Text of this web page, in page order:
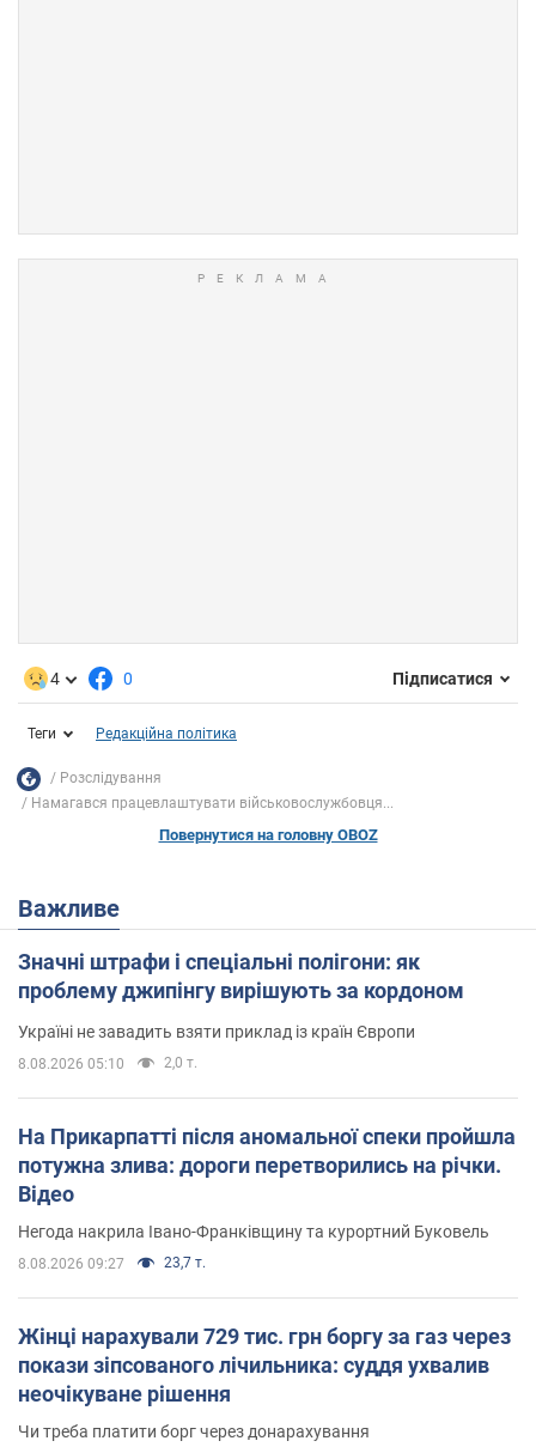
4 0 Підписатися
Теги Редакційна політика
Розслідування
Намагався працевлаштувати військовослужбовця...
Повернутися на головну OBOZ
Важливе
Значні штрафи і спеціальні полігони: як
проблему джипінгу вирішують за кордоном
Україні не завадить взяти приклад із країн Європи
8.08.2026 05:10 2,0 т.
На Прикарпатті після аномальної спеки пройшла
потужна злива: дороги перетворились на річки.
Відео
Негода накрила Івано-Франківщину та курортний Буковель
8.08.2026 09:27 23,7 т.
Жінці нарахували 729 тис. грн боргу за газ через
покази зіпсованого лічильника: суддя ухвалив
неочікуване рішення
Чи треба платити борг через донарахування